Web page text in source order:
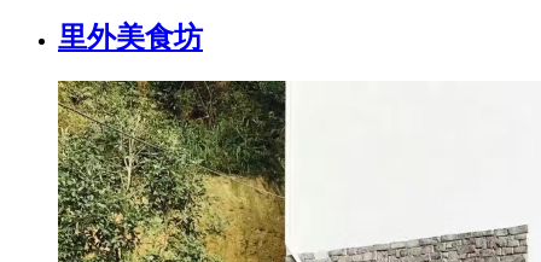
里外美食坊